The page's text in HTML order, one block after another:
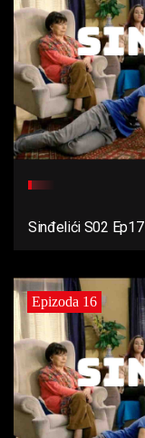
Sinđelići S02 Ep17
Epizoda 16